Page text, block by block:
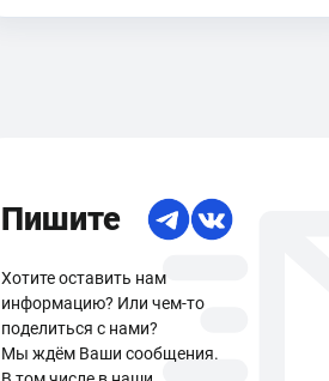
Пишите
Хотите оставить нам
информацию? Или чем-то
поделиться с нами?
Мы ждём Ваши сообщения.